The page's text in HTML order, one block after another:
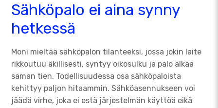
Sähköpalo ei aina synny
hetkessä
Moni mieltää sähköpalon tilanteeksi, jossa jokin laite
rikkoutuu äkillisesti, syntyy oikosulku ja palo alkaa
saman tien. Todellisuudessa osa sähköpaloista
kehittyy paljon hitaammin. Sähköasennukseen voi
jäädä virhe, joka ei estä järjestelmän käyttöä eikä